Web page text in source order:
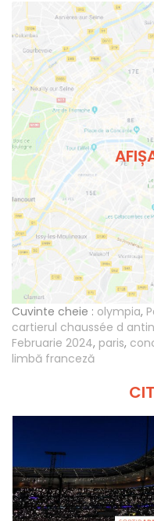
Cuvinte cheie : olympia,
cartierul chaussée d antin
Februarie 2024, paris,
limbă franceză